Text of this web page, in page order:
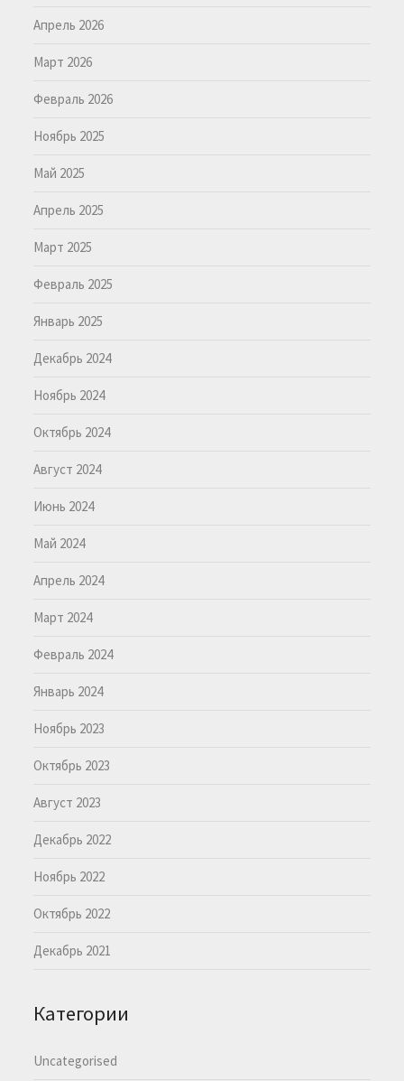
Апрель 2026
Март 2026
Февраль 2026
Ноябрь 2025
Май 2025
Апрель 2025
Март 2025
Февраль 2025
Январь 2025
Декабрь 2024
Ноябрь 2024
Октябрь 2024
Август 2024
Июнь 2024
Май 2024
Апрель 2024
Март 2024
Февраль 2024
Январь 2024
Ноябрь 2023
Октябрь 2023
Август 2023
Декабрь 2022
Ноябрь 2022
Октябрь 2022
Декабрь 2021
Категории
Uncategorised